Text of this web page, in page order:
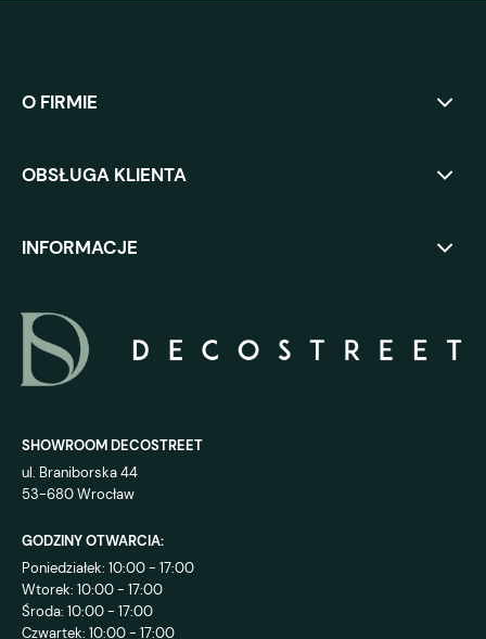
O FIRMIE
OBSŁUGA KLIENTA
INFORMACJE
SHOWROOM DECOSTREET
ul. Braniborska 44
53-680 Wrocław
GODZINY OTWARCIA:
Poniedziałek: 10:00 - 17:00
Wtorek: 10:00 - 17:00
Środa: 10:00 - 17:00
Czwartek: 10:00 - 17:00